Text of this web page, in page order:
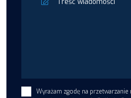
Wyrażam zgodę na przetwarzanie